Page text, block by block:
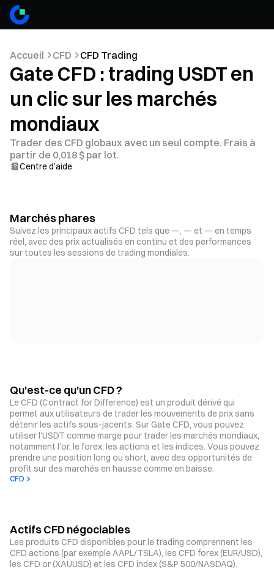
Accueil CFD CFD Trading
Gate CFD : trading USDT en
un clic sur les marchés
mondiaux
Trader des CFD globaux avec un seul compte. Frais à
partir de 0,018 $ par lot.
Centre d’aide
Marchés phares
Suivez les principaux actifs CFD tels que —, — et — en temps
réel, avec des prix actualisés en continu et des performances
sur toutes les sessions de trading mondiales.
Qu'est-ce qu'un CFD ?
Le CFD (Contract for Difference) est un produit dérivé qui
permet aux utilisateurs de trader les mouvements de prix sans
détenir les actifs sous-jacents. Sur Gate CFD, vous pouvez
utiliser l'USDT comme marge pour trader les marchés mondiaux,
notamment l'or, le forex, les actions et les indices. Vous pouvez
prendre une position long ou short, avec des opportunités de
profit sur des marchés en hausse comme en baisse.
CFD
Actifs CFD négociables
Les produits CFD disponibles pour le trading comprennent les
CFD actions (par exemple AAPL/TSLA), les CFD forex (EUR/USD),
les CFD or (XAUUSD) et les CFD index (S&P 500/NASDAQ).